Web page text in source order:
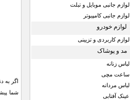
لوازم جانبی موبایل و تبلت
لوازم جانبی کامپیوتر
لوازم خودرو
لوازم کاربردی و تزیینی
مد و پوشاک
لباس زنانه
ساعت مچی
لباس مردانه
عینک آفتابی